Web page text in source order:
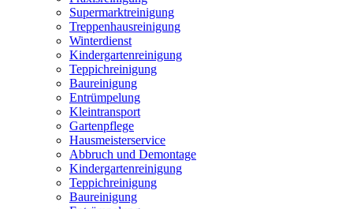
Supermarktreinigung
Treppenhausreinigung
Winterdienst
Kindergartenreinigung
Teppichreinigung
Baureinigung
Entrümpelung
Kleintransport
Gartenpflege
Hausmeisterservice
Abbruch und Demontage
Kindergartenreinigung
Teppichreinigung
Baureinigung